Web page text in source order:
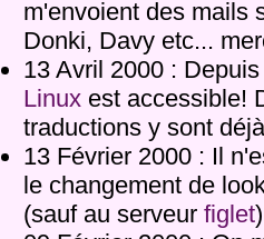
m'envoient des mails
Donki, Davy etc...
13 Avril 2000 :
Linux est accessible!
traductions y sont
13 Février 2000 : Il
le changement de
(sauf au serveur figlet